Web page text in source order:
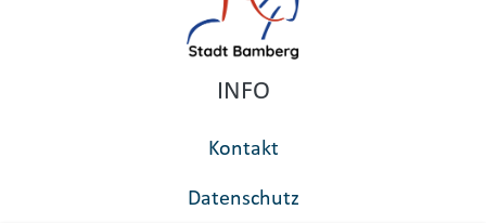
INFO
Kontakt
Datenschutz